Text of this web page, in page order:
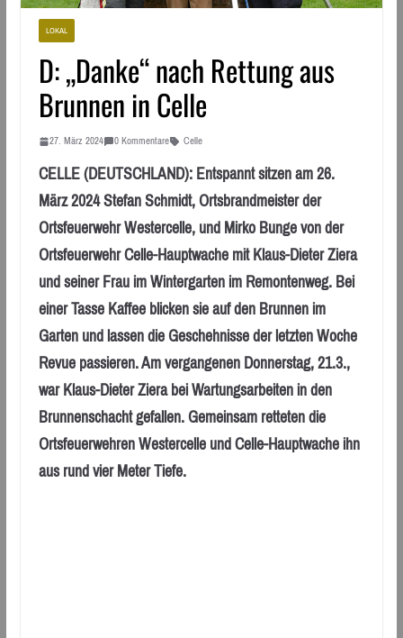
LOKAL
D: „Danke“ nach Rettung aus
Brunnen in Celle
27. März 2024 0 Kommentare Celle
CELLE (DEUTSCHLAND): Entspannt sitzen am 26.
März 2024 Stefan Schmidt, Ortsbrandmeister der
Ortsfeuerwehr Westercelle, und Mirko Bunge von der
Ortsfeuerwehr Celle-Hauptwache mit Klaus-Dieter Ziera
und seiner Frau im Wintergarten im Remontenweg. Bei
einer Tasse Kaffee blicken sie auf den Brunnen im
Garten und lassen die Geschehnisse der letzten Woche
Revue passieren. Am vergangenen Donnerstag, 21.3.,
war Klaus-Dieter Ziera bei Wartungsarbeiten in den
Brunnenschacht gefallen. Gemeinsam retteten die
Ortsfeuerwehren Westercelle und Celle-Hauptwache ihn
aus rund vier Meter Tiefe.